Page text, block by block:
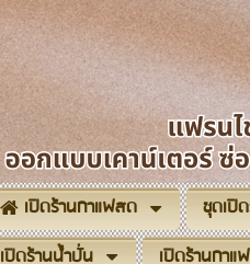
เปิดร้านกาแฟสด ชุดเปิ
เปิดร้านน้ำปั่น
เปิดร้านกา